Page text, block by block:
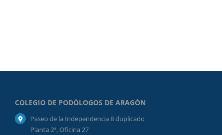
COLEGIO DE PODÓLOGOS DE ARAGÓN
Paseo de la Independencia 8 duplicado
Planta 2ª, Oficina 27